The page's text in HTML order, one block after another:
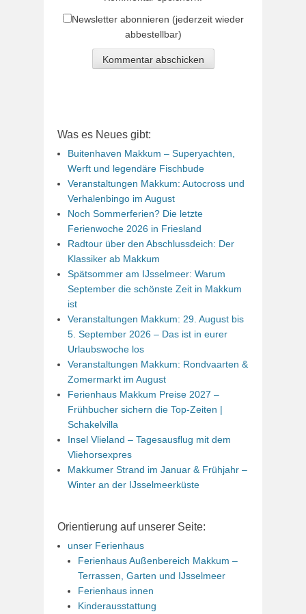
Newsletter abonnieren (jederzeit wieder
abbestellbar)
Was es Neues gibt:
Buitenhaven Makkum – Superyachten,
Werft und legendäre Fischbude
Veranstaltungen Makkum: Autocross und
Verhalenbingo im August
Noch Sommerferien? Die letzte
Ferienwoche 2026 in Friesland
Radtour über den Abschlussdeich: Der
Klassiker ab Makkum
Spätsommer am IJsselmeer: Warum
September die schönste Zeit in Makkum
ist
Veranstaltungen Makkum: 29. August bis
5. September 2026 – Das ist in eurer
Urlaubswoche los
Veranstaltungen Makkum: Rondvaarten &
Zomermarkt im August
Ferienhaus Makkum Preise 2027 –
Frühbucher sichern die Top-Zeiten |
Schakelvilla
Insel Vlieland – Tagesausflug mit dem
Vliehorsexpres
Makkumer Strand im Januar & Frühjahr –
Winter an der IJsselmeerküste
Orientierung auf unserer Seite:
unser Ferienhaus
Ferienhaus Außenbereich Makkum –
Terrassen, Garten und IJsselmeer
Ferienhaus innen
Kinderausstattung